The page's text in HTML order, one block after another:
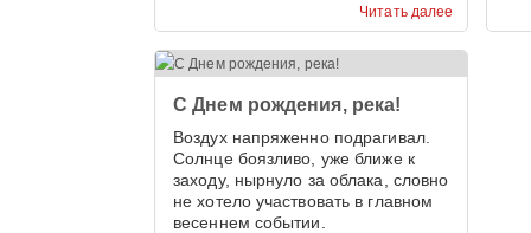
Читать далее
С Днем рождения, река!
Воздух напряженно подрагивал.
Солнце боязливо, уже ближе к
заходу, нырнуло за облака, словно
не хотело участвовать в главном
весеннем событии.